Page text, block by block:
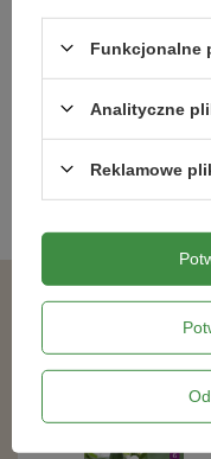
Pietruszka Halblange 5 g
4,39 zł
Kategorie powiązane
Funkcjonalne
Analityczne
Reklamowe